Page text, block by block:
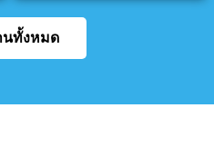
นทั้งหมด